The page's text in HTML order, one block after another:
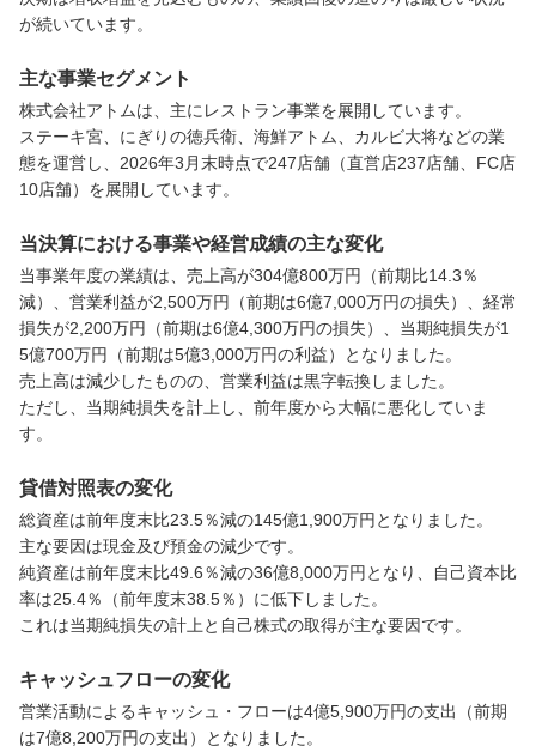
が続いています。
主な事業セグメント
株式会社アトムは、主にレストラン事業を展開しています。
ステーキ宮、にぎりの徳兵衛、海鮮アトム、カルビ大将などの業
態を運営し、2026年3月末時点で247店舗（直営店237店舗、FC店
10店舗）を展開しています。
当決算における事業や経営成績の主な変化
当事業年度の業績は、売上高が304億800万円（前期比14.3％
減）、営業利益が2,500万円（前期は6億7,000万円の損失）、経常
損失が2,200万円（前期は6億4,300万円の損失）、当期純損失が1
5億700万円（前期は5億3,000万円の利益）となりました。
売上高は減少したものの、営業利益は黒字転換しました。
ただし、当期純損失を計上し、前年度から大幅に悪化していま
す。
貸借対照表の変化
総資産は前年度末比23.5％減の145億1,900万円となりました。
主な要因は現金及び預金の減少です。
純資産は前年度末比49.6％減の36億8,000万円となり、自己資本比
率は25.4％（前年度末38.5％）に低下しました。
これは当期純損失の計上と自己株式の取得が主な要因です。
キャッシュフローの変化
営業活動によるキャッシュ・フローは4億5,900万円の支出（前期
は7億8,200万円の支出）となりました。